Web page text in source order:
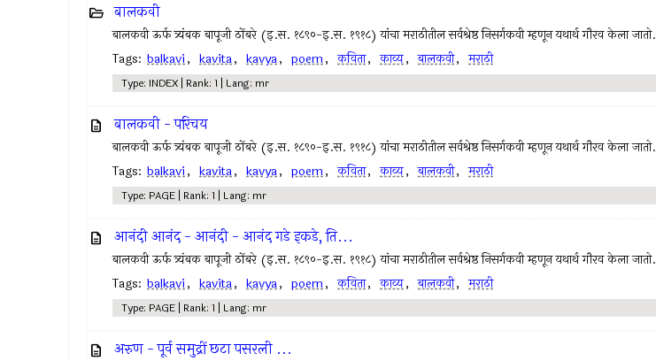
बालकवी
बालकवी ऊर्फ त्र्यंबक बापूजी ठोंबरे (इ.स. १८९०-इ.स. १९१८) यांचा मराठीतील सर्वश्रेष्ठ निसर्गकवी म्हणून यथार्थ गौरव केला जातो.
Tags: balkavi, kavita, kavya, poem, कविता, काव्य, बालकवी, मराठी
Type: INDEX | Rank: 1 | Lang: mr
बालकवी - परिचय
बालकवी ऊर्फ त्र्यंबक बापूजी ठोंबरे (इ.स. १८९०-इ.स. १९१८) यांचा मराठीतील सर्वश्रेष्ठ निसर्गकवी म्हणून यथार्थ गौरव केला जातो.
Tags: balkavi, kavita, kavya, poem, कविता, काव्य, बालकवी, मराठी
Type: PAGE | Rank: 1 | Lang: mr
आनंदी आनंद - आनंदी - आनंद गडे इकडे, ति...
बालकवी ऊर्फ त्र्यंबक बापूजी ठोंबरे (इ.स. १८९०-इ.स. १९१८) यांचा मराठीतील सर्वश्रेष्ठ निसर्गकवी म्हणून यथार्थ गौरव केला जातो.
Tags: balkavi, kavita, kavya, poem, कविता, काव्य, बालकवी, मराठी
Type: PAGE | Rank: 1 | Lang: mr
अरुण - पूर्व समुद्रीं छटा पसरली ...